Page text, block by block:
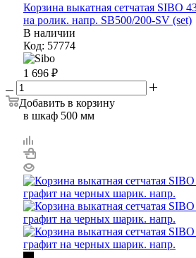
Корзина выкатная сетчатая SIBO
на ролик. напр. SB500/200-SV (set)
В наличии
Код: 57774
1 696 ₽
Добавить в корзину
в шкаф 500 мм